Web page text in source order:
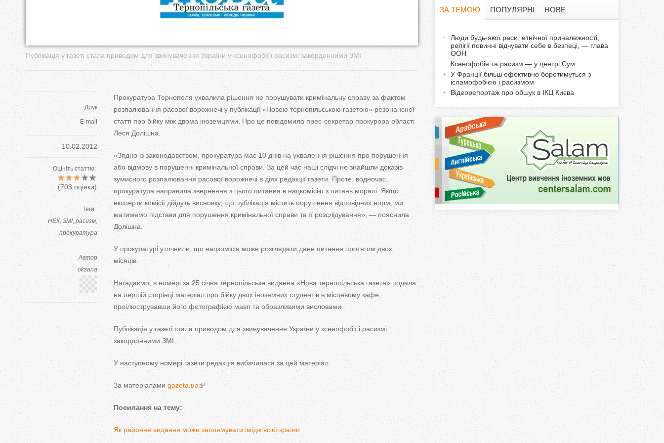
Публікація у газеті стала приводом для звинувачення України у ксенофобії і расизмі закордонними ЗМІ
Друк
E-mail
10.02.2012
Оцініть статтю:
(703 оцінки)
Теги:
НЕК ЗМІ расизм
прокуратура
Автор
oksana
Прокуратура Тернополя ухвалила рішення не порушувати кримінальну справу за фактом
розпалювання расової ворожнечі у публікації «Новою тернопільською газетою» резонансної
статті про бійку між двома іноземцями. Про це повідомила прес-секретар прокурора області
Леся Долішна.
«Згідно із законодавством, прокуратура має 10 днів на ухвалення рішення про порушення
або відмову в порушенні кримінальної справи. За цей час наші слідчі не знайшли доказів
зумисного розпалювання расової ворожнечі в діях редакції газети. Проте, водночас,
прокуратура направила звернення з цього питання в нацкомісію з питань моралі. Якщо
експерти комісії дійдуть висновку, що публікація містить порушення відповідних норм, ми
матимемо підстави для порушення кримінальної справи та її розслідування», — пояснила
Долішна.
У прокуратурі уточнили, що нацкомісія може розглядати дане питання протягом двох
місяців.
Нагадаємо, в номері за 25 січня тернопільське видання «Нова тернопільська газета» подала
на першій сторінці матеріал про бійку двох іноземних студентів в місцевому кафе,
проілюструвавши його фотографією мавп та образливими висловами.
Публікація у газеті стала приводом для звинувачення України у ксенофобії і расизмі
закордонними ЗМІ.
У наступному номері газети редакція вибачилася за цей матеріал.
За матеріалами gazeta.ua
Посилання на тему:
Як районне видання може заплямувати імідж всієї країни
а
ф
о
р
м
o
a
l
T
b
s
ЗА ТЕМОЮ
а
ПОПУЛЯРНІ НОВЕ
Люди будь-якої раси, етнічної приналежності,
релігії повинні відчувати себе в безпеці, — глава
ООН
Ксенофобія та расизм — у центрі Сум
У Франції більш ефективно боротимуться з
ісламофобією і расизмом
Відеорепортаж про обшук в ІКЦ Києва